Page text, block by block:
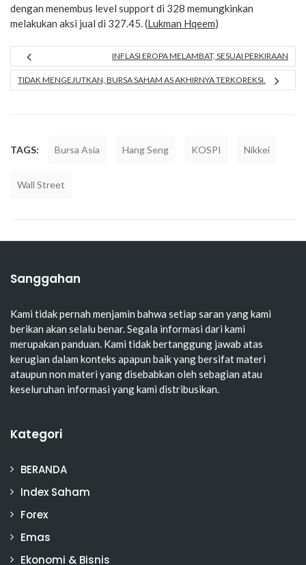
dengan menembus level support di 328 memungkinkan
melakukan aksi jual di 327.45. (Lukman Hqeem)
INFLASI EROPA MELAMBAT, SESUAI PERKIRAAN
TIDAK MENGEJUTKAN, BURSA SAHAM AS AKHIRNYA TERKOREKSI.
TAGS: Bursa Asia Hang Seng KOSPI Nikkei
Wall Street
Sanggahan
Kami tidak pernah menjamin bahwa setiap saran yang kami
berikan akan selalu benar. Segala informasi dari kami
merupakan panduan. Kami tidak bertanggung jawab atas
kerugian dalam konteks apapun baik yang bersifat materi
ataupun non materi yang disebabkan oleh sebagian atau
keseluruhan informasi yang kami distribusikan.
Kategori
BERANDA
Index Saham
Forex
Emas
Ekonomi & Bisnis